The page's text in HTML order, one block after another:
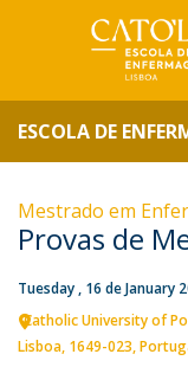
ESCOLA DE
Mestrado em
Provas de
Tuesday , 16 de January
Catholic University of
Lisboa 1649-023